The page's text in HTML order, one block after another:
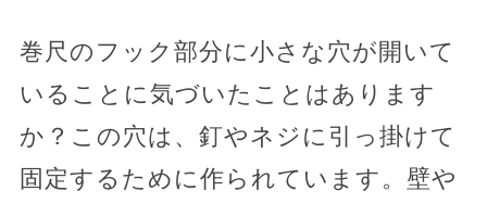
巻尺のフック部分に小さな穴が開いて
いることに気づいたことはあります
か？この穴は、釘やネジに引っ掛けて
固定するために作られています。壁や